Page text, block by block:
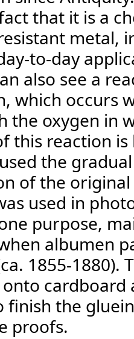
that it is a
metal,
to-day
also see a
which occurs
the oxygen in
this reaction is
the gradual
of the
used in
purpose,
albumen
1855-1880).
cardboard
finish the
proofs.